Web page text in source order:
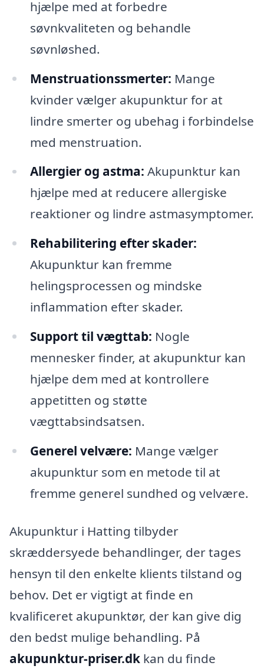
hjælpe med at forbedre
søvnkvaliteten og behandle
søvnløshed.
Menstruationssmerter: Mange
kvinder vælger akupunktur for at
lindre smerter og ubehag i forbindelse
med menstruation.
Allergier og astma: Akupunktur kan
hjælpe med at reducere allergiske
reaktioner og lindre astmasymptomer.
Rehabilitering efter skader:
Akupunktur kan fremme
helingsprocessen og mindske
inflammation efter skader.
Support til vægttab: Nogle
mennesker finder, at akupunktur kan
hjælpe dem med at kontrollere
appetitten og støtte
vægttabsindsatsen.
Generel velvære: Mange vælger
akupunktur som en metode til at
fremme generel sundhed og velvære.
Akupunktur i Hatting tilbyder
skræddersyede behandlinger, der tages
hensyn til den enkelte klients tilstand og
behov. Det er vigtigt at finde en
kvalificeret akupunktør, der kan give dig
den bedst mulige behandling. På
akupunktur-priser.dk kan du finde